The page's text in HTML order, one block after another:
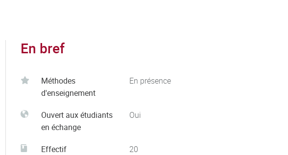
En bref
Méthodes
d'enseignement
En présence
Ouvert aux étudiants
en échange
Oui
Effectif 20